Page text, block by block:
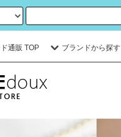
通販 TOP ブランドから探す